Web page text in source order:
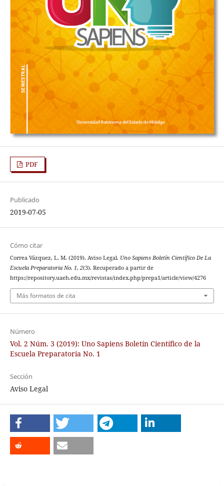
PDF
Publicado
2019-07-05
Cómo citar
Correa Vázquez, L. M. (2019). Aviso Legal. Uno Sapiens Boletín Científico De La
Escuela Preparatoria No. 1, 2(3). Recuperado a partir de
https://repository.uaeh.edu.mx/revistas/index.php/prepa1/article/view/4276
Más formatos de cita
Número
Vol. 2 Núm. 3 (2019): Uno Sapiens Boletín Científico de la
Escuela Preparatoria No. 1
Sección
Aviso Legal